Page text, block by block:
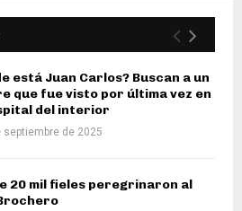
está Juan Carlos? Buscan a un
que fue visto por última vez en
del interior
septiembre de 2025
20 mil fieles peregrinaron al